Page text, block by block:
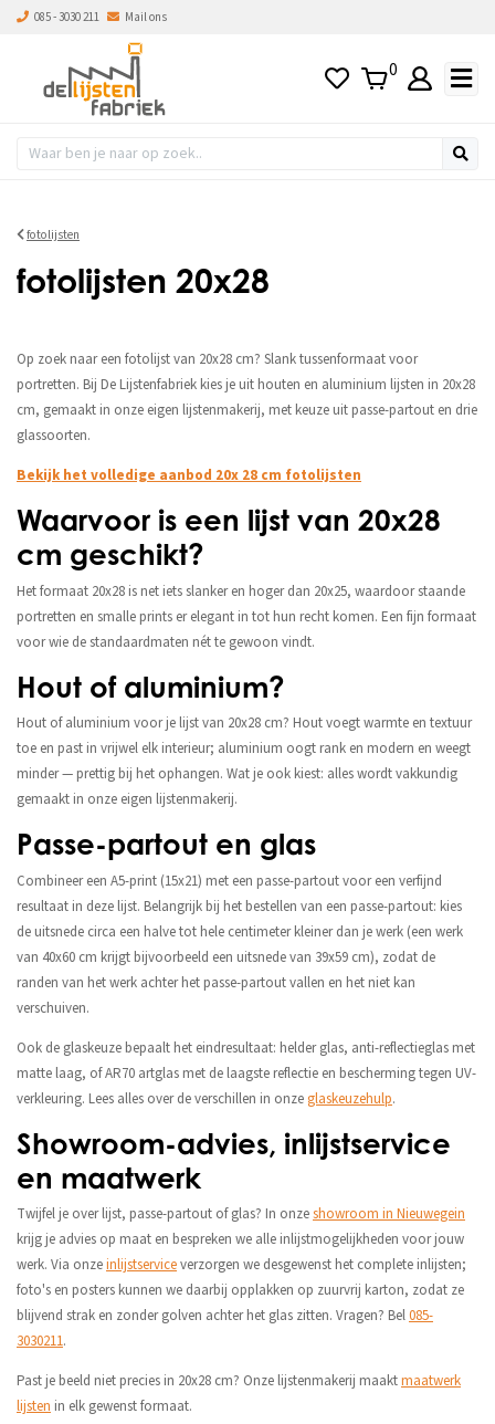
085 - 3030 211 Mail ons
0
fotolijsten
fotolijsten 20x28
Op zoek naar een fotolijst van 20x28 cm? Slank tussenformaat voor
portretten. Bij De Lijstenfabriek kies je uit houten en aluminium lijsten in 20x28
cm, gemaakt in onze eigen lijstenmakerij, met keuze uit passe-partout en drie
glassoorten.
Bekijk het volledige aanbod 20x 28 cm fotolijsten
Waarvoor is een lijst van 20x28
cm geschikt?
Het formaat 20x28 is net iets slanker en hoger dan 20x25, waardoor staande
portretten en smalle prints er elegant in tot hun recht komen. Een fijn formaat
voor wie de standaardmaten nét te gewoon vindt.
Hout of aluminium?
Hout of aluminium voor je lijst van 20x28 cm? Hout voegt warmte en textuur
toe en past in vrijwel elk interieur; aluminium oogt rank en modern en weegt
minder — prettig bij het ophangen. Wat je ook kiest: alles wordt vakkundig
gemaakt in onze eigen lijstenmakerij.
Passe-partout en glas
Combineer een A5-print (15x21) met een passe-partout voor een verfijnd
resultaat in deze lijst. Belangrijk bij het bestellen van een passe-partout: kies
de uitsnede circa een halve tot hele centimeter kleiner dan je werk (een werk
van 40x60 cm krijgt bijvoorbeeld een uitsnede van 39x59 cm), zodat de
randen van het werk achter het passe-partout vallen en het niet kan
verschuiven.
Ook de glaskeuze bepaalt het eindresultaat: helder glas, anti-reflectieglas met
matte laag, of AR70 artglas met de laagste reflectie en bescherming tegen UV-
verkleuring. Lees alles over de verschillen in onzeglaskeuzehulp.
Showroom-advies, inlijstservice
en maatwerk
Twijfel je over lijst, passe-partout of glas? In onzeshowroom in Nieuwegein
krijg je advies op maat en bespreken we alle inlijstmogelijkheden voor jouw
werk. Via onzeinlijstserviceverzorgen we desgewenst het complete inlijsten;
foto's en posters kunnen we daarbij opplakken op zuurvrij karton, zodat ze
blijvend strak en zonder golven achter het glas zitten. Vragen? Bel085-
3030211.
Past je beeld niet precies in 20x28 cm? Onze lijstenmakerij maaktmaatwerk
lijsten in elk gewenst formaat.